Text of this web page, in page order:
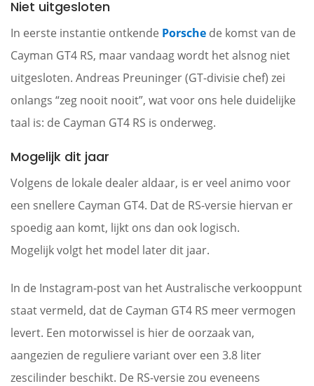
Niet uitgesloten
In eerste instantie ontkende Porsche de komst van de
Cayman GT4 RS, maar vandaag wordt het alsnog niet
uitgesloten. Andreas Preuninger (GT-divisie chef) zei
onlangs “zeg nooit nooit”, wat voor ons hele duidelijke
taal is: de Cayman GT4 RS is onderweg.
Mogelijk dit jaar
Volgens de lokale dealer aldaar, is er veel animo voor
een snellere Cayman GT4. Dat de RS-versie hiervan er
spoedig aan komt, lijkt ons dan ook logisch.
Mogelijk volgt het model later dit jaar.
In de Instagram-post van het Australische verkooppunt
staat vermeld, dat de Cayman GT4 RS meer vermogen
levert. Een motorwissel is hier de oorzaak van,
aangezien de reguliere variant over een 3.8 liter
zescilinder beschikt. De RS-versie zou eveneens